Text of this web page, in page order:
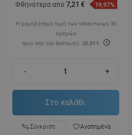
Φθηνότερα από 7,21 € 19,97%
Η χαμηλότερη τιμή των τελευταίων 30
ημερών
πριν από την έκπτωση: 28,89 €
- +
Στο καλάθι
Σύγκριση favorite_borderΑγαπημένα